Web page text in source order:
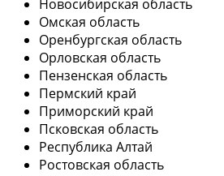
Новосибирская область
Омская область
Оренбургская область
Орловская область
Пензенская область
Пермский край
Приморский край
Псковская область
Республика Алтай
Ростовская область